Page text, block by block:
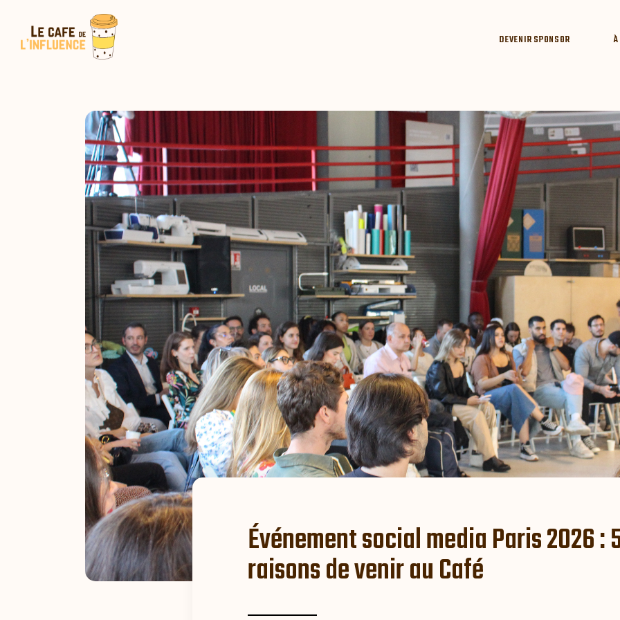
DEVENIR SPONSOR
Événement social media Paris 2026 :
raisons de venir au Café